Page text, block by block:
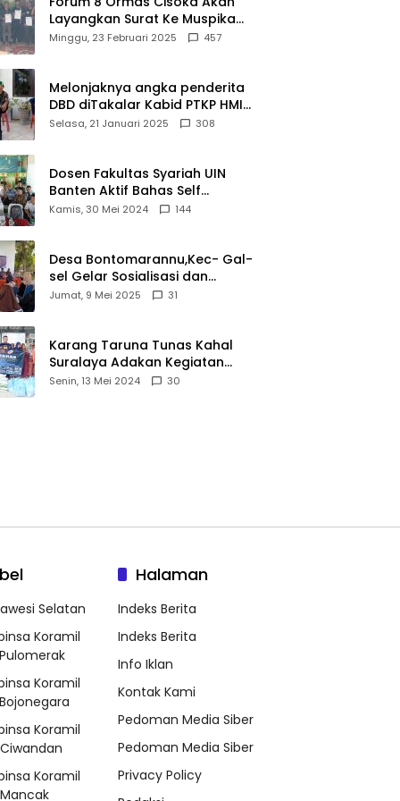
Layangkan Surat Ke Muspika
Atas Adanya Kantor Matel di
Minggu, 23 Februari 2025 457
Melonjaknya angka penderita
DBD diTakalar Kabid PTKP HMI
Cab.Takalar angkat bicara
Selasa, 21 Januari 2025 308
Dosen Fakultas Syariah UIN
Banten Aktif Bahas Self
Declare Halal dalam Forum
Kamis, 30 Mei 2024 144
Desa Bontomarannu,Kec- Gal-
sel Gelar Sosialisasi dan
Bimtek Pemutakhiran Data ID
Jumat, 9 Mei 2025 31
Karang Taruna Tunas Kahal
Suralaya Adakan Kegiatan
Bansos Terhadap Kaum
Senin, 13 Mei 2024 30
Selatan
Koramil
Koramil
Koramil
Koramil
Halaman
Indeks Berita
Indeks Berita
Info Iklan
Kontak Kami
Pedoman Media Siber
Pedoman Media Siber
Privacy Policy